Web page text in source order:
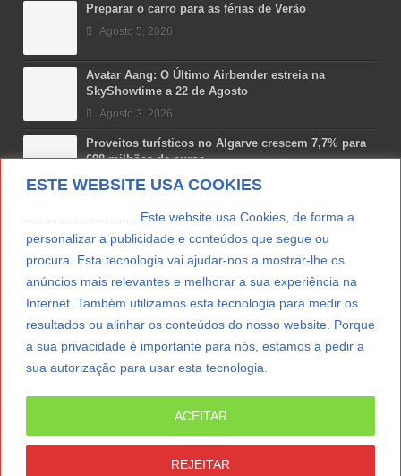
ESTE WEBSITE USA COOKIES
. . . . . . . . . . . . . . . . Este website usa Cookies, de forma a
personalizar a publicidade e conteúdos que segue ou
procura. Esta tecnologia vai ajudar-nos a mostrar-lhe os
anúncios mais relevantes e melhorar a sua experiência na
Internet. Também utilizamos esta tecnologia para medir os
resultados ou alinhar os conteúdos do nosso website. Porque
a sua privacidade é importante para nós, estamos a pedir a
sua autorização para usar esta tecnologia.
REJEITAR
ACEITAR
Preparar o carro para as férias de Verão
Agosto 5, 2026
Avatar Aang: O Último Airbender estreia na
SkyShowtime a 22 de Agosto
Agosto 3, 2026
Proveitos turísticos no Algarve crescem 7,7% para
698 milhões de euros
Julho 31, 2026
Costa Boal Branco 2025: nova colheita reforça
Novas 7 Maravilhas de Portugal: Setúbal recebe
final regional da Grande Lisboa
Julho 29, 2026
SUBSCREVER NEWSLETTER